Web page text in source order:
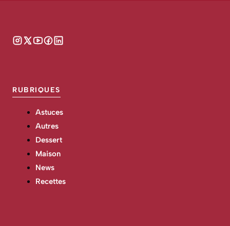
RUBRIQUES
Astuces
Autres
Dessert
Maison
News
Recettes